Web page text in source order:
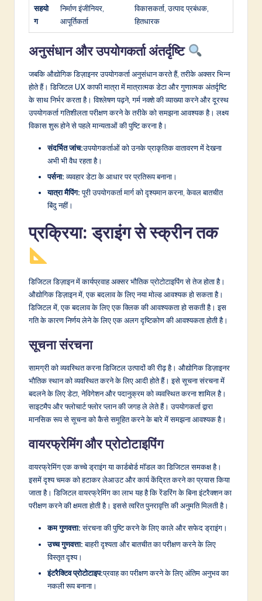
सहयो
ग
निर्माण इंजीनियर,
आपूर्तिकर्ता
विकासकर्ता, उत्पाद प्रबंधक,
हितधारक
अनुसंधान और उपयोगकर्ता अंतर्दृष्टि
जबकि औद्योगिक डिज़ाइनर उपयोगकर्ता अनुसंधान करते हैं, तरीके अक्सर भिन्न
होते हैं। डिजिटल UX काफी मात्रा में मात्रात्मक डेटा और गुणात्मक अंतर्दृष्टि
के साथ निर्भर करता है। विश्लेषण पढ़ने, गर्म नक्शे की व्याख्या करने और दूरस्थ
उपयोगकर्ता गतिशीलता परीक्षण करने के तरीके को समझना आवश्यक है। लक्ष्य
विकास शुरू होने से पहले मान्यताओं की पुष्टि करना है।
संदर्भित जांच:उपयोगकर्ताओं को उनके प्राकृतिक वातावरण में देखना
अभी भी वैध रहता है।
पर्सना:व्यवहार डेटा के आधार पर प्रतिरूप बनाना।
यात्रा मैपिंग:पूरी उपयोगकर्ता मार्ग को दृश्यमान करना, केवल बातचीत
बिंदु नहीं।
प्रक्रिया: ड्राइंग से स्क्रीन तक
डिजिटल डिज़ाइन में कार्यप्रवाह अक्सर भौतिक प्रोटोटाइपिंग से तेज होता है।
औद्योगिक डिज़ाइन में, एक बदलाव के लिए नया मोल्ड आवश्यक हो सकता है।
डिजिटल में, एक बदलाव के लिए एक क्लिक की आवश्यकता हो सकती है। इस
गति के कारण निर्णय लेने के लिए एक अलग दृष्टिकोण की आवश्यकता होती है।
सूचना संरचना
सामग्री को व्यवस्थित करना डिजिटल उत्पादों की रीढ़ है। औद्योगिक डिज़ाइनर
भौतिक स्थान को व्यवस्थित करने के लिए आदी होते हैं। इसे सूचना संरचना में
बदलने के लिए डेटा, नेविगेशन और पदानुक्रम को व्यवस्थित करना शामिल है।
साइटमैप और फ्लोचार्ट फ्लोर प्लान की जगह ले लेते हैं। उपयोगकर्ता द्वारा
मानसिक रूप से सूचना को कैसे समूहित करने के बारे में समझना आवश्यक है।
वायरफ्रेमिंग और प्रोटोटाइपिंग
वायरफ्रेमिंग एक कच्चे ड्राइंग या कार्डबोर्ड मॉडल का डिजिटल समकक्ष है।
इसमें दृश्य चमक को हटाकर लेआउट और कार्य केंद्रित करने का प्रयास किया
जाता है। डिजिटल वायरफ्रेमिंग का लाभ यह है कि रेंडरिंग के बिना इंटरैक्शन का
परीक्षण करने की क्षमता होती है। इससे त्वरित पुनरावृत्ति की अनुमति मिलती है।
कम गुणवत्ता:संरचना की पुष्टि करने के लिए काले और सफेद ड्राइंग।
उच्च गुणवत्ता:बाहरी दृश्यता और बातचीत का परीक्षण करने के लिए
विस्तृत दृश्य।
इंटरैक्टिव प्रोटोटाइप:प्रवाह का परीक्षण करने के लिए अंतिम अनुभव का
नकली रूप बनाना।